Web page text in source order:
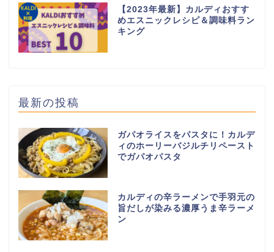
【2023年最新】カルディおすす
めエスニックレシピ＆調味料ラン
キング
最新の投稿
ガパオライスをパスタに！カルデ
ィのホーリーバジルチリペースト
でガパオパスタ
カルディの辛ラーメンで手羽元の
旨だしが染みる濃厚うま辛ラーメ
ン